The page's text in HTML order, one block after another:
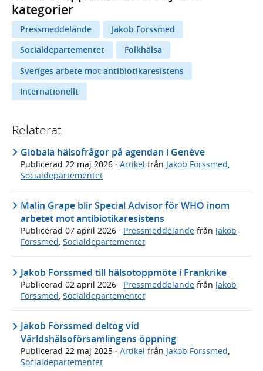
kategorier
Pressmeddelande
Jakob Forssmed
Socialdepartementet
Folkhälsa
Sveriges arbete mot antibiotikaresistens
Internationellt
Relaterat
Globala hälsofrågor på agendan i Genève
Publicerad 22 maj 2026 · Artikel från Jakob Forssmed
Socialdepartementet
Malin Grape blir Special Advisor för WHO inom
arbetet mot antibiotikaresistens
Publicerad 07 april 2026 · Pressmeddelande från Jakob
Forssmed, Socialdepartementet
Jakob Forssmed till hälsotoppmöte i Frankrike
Publicerad 02 april 2026 · Pressmeddelande från Jakob
Forssmed, Socialdepartementet
Jakob Forssmed deltog vid
Världshälsoförsamlingens öppning
Publicerad 22 maj 2025 · Artikel från Jakob Forssmed,
Socialdepartementet